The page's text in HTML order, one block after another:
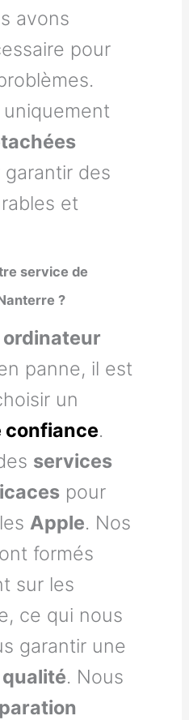
avons
pour
garantir des
et
service de
?
ordinateur
panne, il est
un
confiance.
services
pour
Apple. Nos
formés
sur les
ce qui nous
garantir une
. Nous